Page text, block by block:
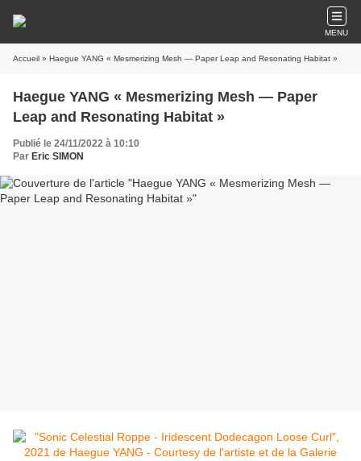
MENU
Accueil » Haegue YANG « Mesmerizing Mesh — Paper Leap and Resonating Habitat »
Haegue YANG « Mesmerizing Mesh — Paper
Leap and Resonating Habitat »
Publié le 24/11/2022 à 10:10
Par Eric SIMON